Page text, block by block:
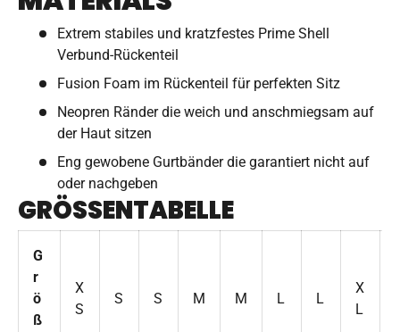
Extrem stabiles und kratzfestes Prime Shell
Verbund-Rückenteil
Fusion Foam im Rückenteil für perfekten Sitz
Neopren Ränder die weich und anschmiegsam auf
der Haut sitzen
Eng gewobene Gurtbänder die garantiert nicht auf
oder nachgeben
GRÖSSENTABELLE
G
r
ö
ß
X
S
S S M M L L
X
L